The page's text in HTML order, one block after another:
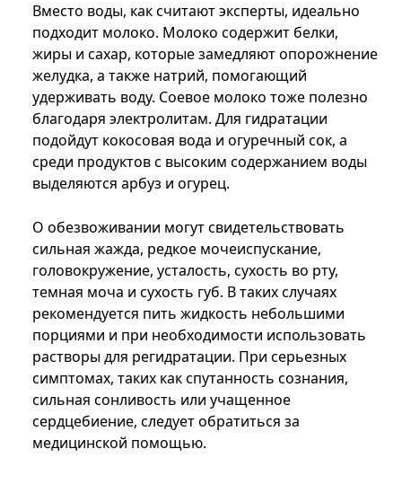
Вместо воды, как считают эксперты, идеально
подходит молоко. Молоко содержит белки,
жиры и сахар, которые замедляют опорожнение
желудка, а также натрий, помогающий
удерживать воду. Соевое молоко тоже полезно
благодаря электролитам. Для гидратации
подойдут кокосовая вода и огуречный сок, а
среди продуктов с высоким содержанием воды
выделяются арбуз и огурец.
О обезвоживании могут свидетельствовать
сильная жажда, редкое мочеиспускание,
головокружение, усталость, сухость во рту,
темная моча и сухость губ. В таких случаях
рекомендуется пить жидкость небольшими
порциями и при необходимости использовать
растворы для регидратации. При серьезных
симптомах, таких как спутанность сознания,
сильная сонливость или учащенное
сердцебиение, следует обратиться за
медицинской помощью.